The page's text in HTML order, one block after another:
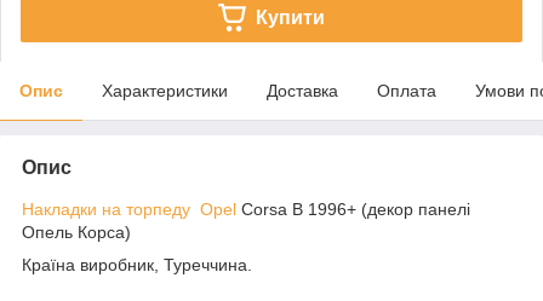
Купити
Опис Характеристики Доставка Оплата Умови
Опис
Накладки на торпеду Opel Corsa B 1996+ (декор панелі
Опель Корса)
Країна виробник, Туреччина.